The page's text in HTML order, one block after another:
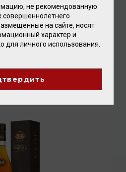
/ ординарный
472.00 ₽
не рекомендованную
совершеннолетнего
на сайте, носят
характер и
для личного использования.